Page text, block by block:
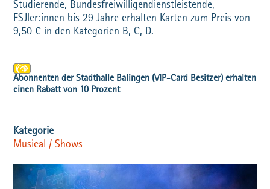
Studierende, Bundesfreiwilligendienstleistende,
FSJler:innen bis 29 Jahre erhalten Karten zum Preis von
9,50 € in den Kategorien B, C, D.
Musical / Shows